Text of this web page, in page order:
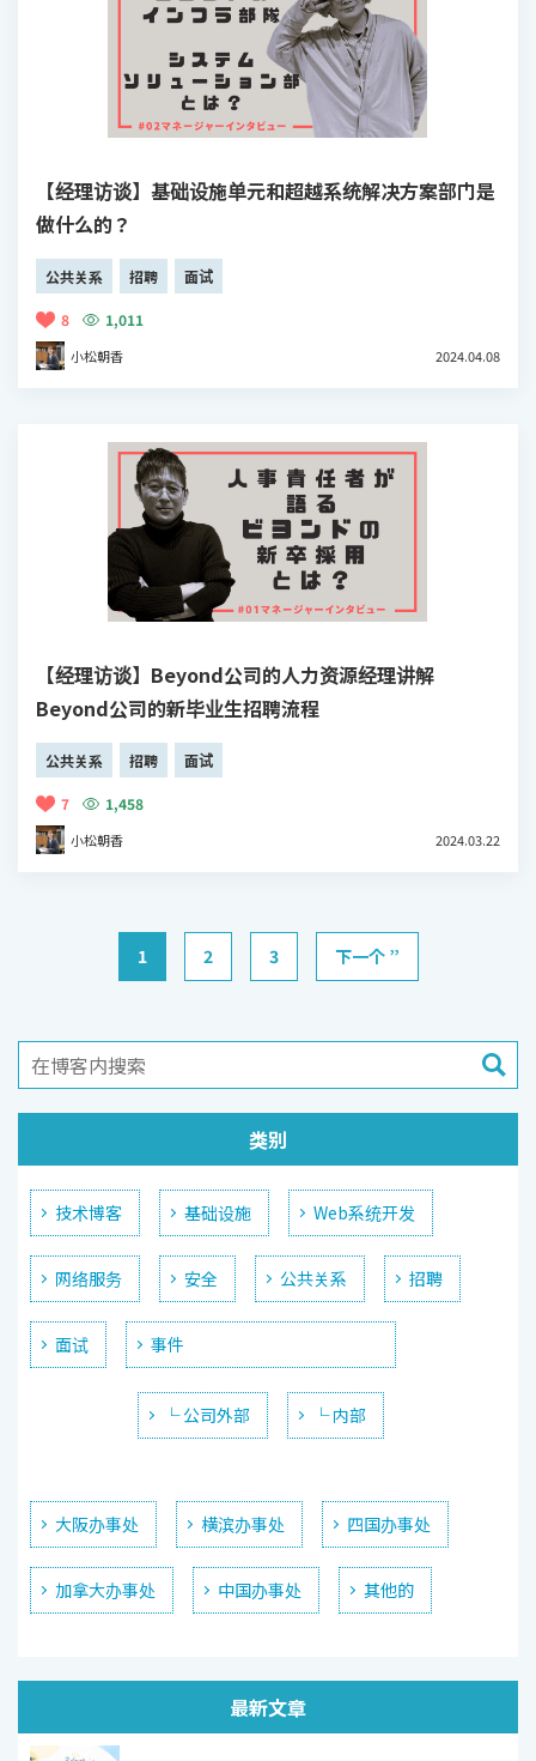
【经理访谈】基础设施单元和超越系统解决方案部门是
做什么的？
公共关系 招聘 面试
8 1,011
小松朝香 2024.04.08
【经理访谈】Beyond公司的人力资源经理讲解
Beyond公司的新毕业生招聘流程
公共关系 招聘 面试
7 1,458
小松朝香 2024.03.22
1 2 3 下一个 ”
类别
技术博客 基础设施 Web系统开发
网络服务 安全 公共关系 招聘
面试 事件
└ 公司外部 └ 内部
大阪办事处 横滨办事处 四国办事处
加拿大办事处 中国办事处 其他的
最新文章